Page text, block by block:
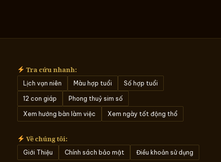
Tra cứu nhanh:
Lịch vạn niên Màu hợp tuổi Số hợp tuổi
12 con giáp Phong thuỷ sim số
Xem hướng bàn làm việc Xem ngày tốt động thổ
Về chúng tôi:
Giới Thiệu Chính sách bảo mật Điều khoản sử dụng